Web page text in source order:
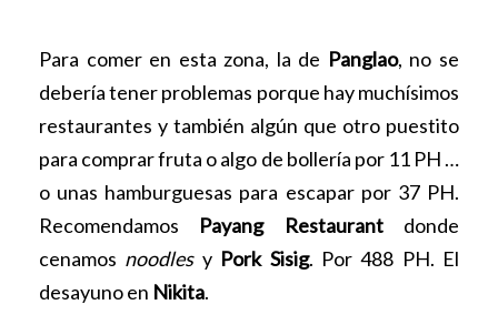
Para comer en esta zona, la de Panglao, no se
debería tener problemas porque hay muchísimos
restaurantes y también algún que otro puestito
para comprar fruta o algo de bollería por 11 PH …
o unas hamburguesas para escapar por 37 PH.
Recomendamos Payang Restaurantdonde
cenamos noodlesy Pork Sisig. Por 488 PH. El
desayuno en Nikita.